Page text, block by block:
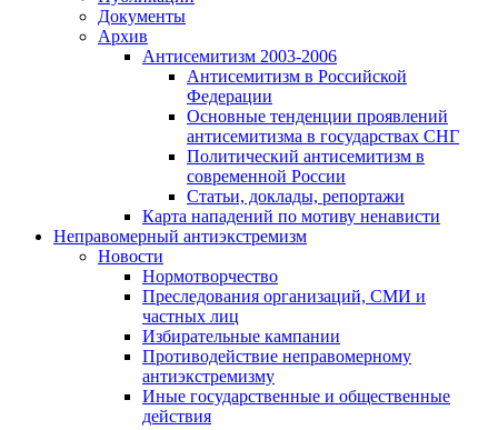
Документы
Архив
Антисемитизм 2003-2006
Антисемитизм в Российской
Федерации
Основные тенденции проявлений
антисемитизма в государствах СНГ
Политический антисемитизм в
современной России
Статьи, доклады, репортажи
Карта нападений по мотиву ненависти
Неправомерный антиэкстремизм
Новости
Нормотворчество
Преследования организаций, СМИ и
частных лиц
Избирательные кампании
Противодействие неправомерному
антиэкстремизму
Иные государственные и общественные
действия